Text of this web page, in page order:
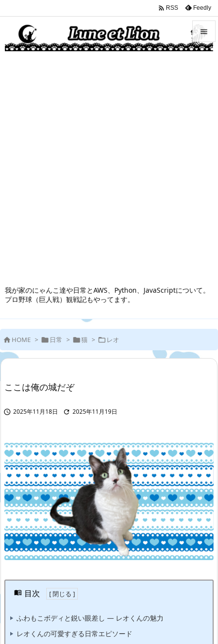
我が家のにゃんこ達や日常とAWS、Python、JavaScriptについて。
プロ野球（巨人戦）観戦記もやってます。


 RSS Feedly
 HOME >  日常 > 猫 >  レオ
ここは俺の城だぞ
 2025年11月18日  2025年11月19日
目次
ふわもこボディと鋭い眼差し — レオくんの魅力
レオくんの可愛すぎる日常エピソード